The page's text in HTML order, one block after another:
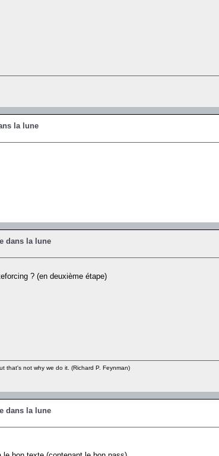
la lune
dans la lune
? (en deuxième étape)
that's not why we do it. (Richard P. Feynman)
dans la lune